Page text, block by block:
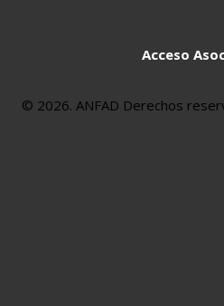
Acceso
© 2026. ANFAD Derechos